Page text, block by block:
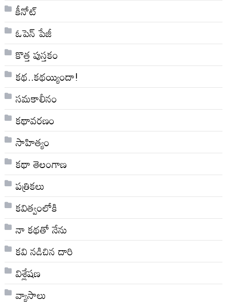
కీనోట్
ఓపెన్ పేజీ
కొత్త పుస్తకం
కథ..కథయ్యిందా!
సమకాలీనం
కథావరణం
సాహిత్యం
కథా తెలంగాణ
పత్రికలు
కవిత్వంలోకి
నా క‌థ‌తో నేను
కవి నడిచిన దారి
విశ్లేషణ
వ్యాసాలు